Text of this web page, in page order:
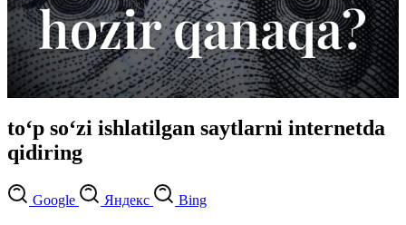
to‘p so‘zi ishlatilgan saytlarni internetda
qidiring
Google Яндекс Bing